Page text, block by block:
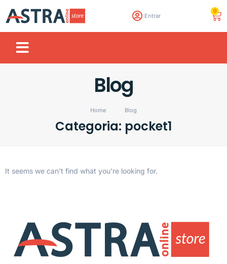
Entrar
0
Blog
Home Blog
Categoria: pocket1
It seems we can't find what you're looking for.